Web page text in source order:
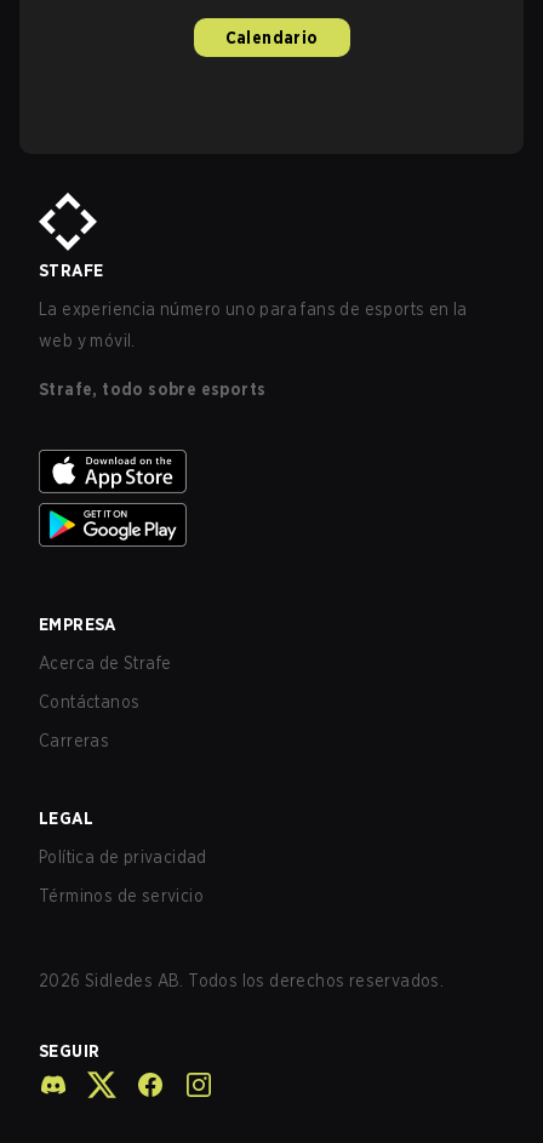
Calendario
STRAFE
La experiencia número uno para fans de esports en la
web y móvil.
Strafe, todo sobre esports
EMPRESA
Acerca de Strafe
Contáctanos
Carreras
LEGAL
Política de privacidad
Términos de servicio
2026 Sidledes AB. Todos los derechos reservados.
SEGUIR